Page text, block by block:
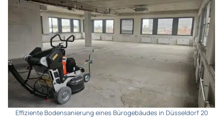
Effiziente Bodensanierung eines Bürogebäudes in Düsseldorf 20